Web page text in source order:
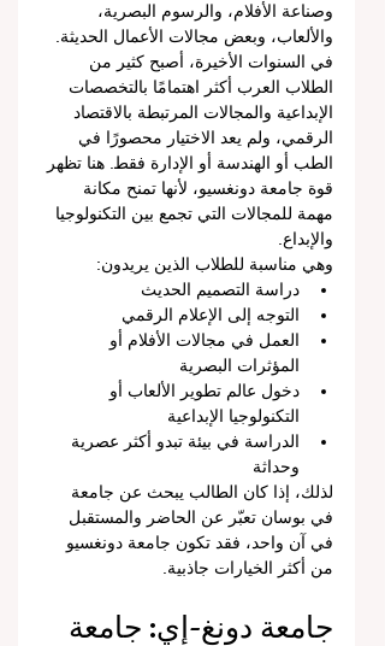
وصناعة الأفلام، والرسوم البصرية،
والألعاب، وبعض مجالات الأعمال الحديثة.
في السنوات الأخيرة، أصبح كثير من
الطلاب العرب أكثر اهتمامًا بالتخصصات
الإبداعية والمجالات المرتبطة بالاقتصاد
الرقمي، ولم يعد الاختيار محصورًا في
الطب أو الهندسة أو الإدارة فقط. هنا تظهر
قوة جامعة دونغسيو، لأنها تمنح مكانة
مهمة للمجالات التي تجمع بين التكنولوجيا
والإبداع.
وهي مناسبة للطلاب الذين يريدون:
دراسة التصميم الحديث
التوجه إلى الإعلام الرقمي
العمل في مجالات الأفلام أو
المؤثرات البصرية
دخول عالم تطوير الألعاب أو
التكنولوجيا الإبداعية
الدراسة في بيئة تبدو أكثر عصرية
وحداثة
لذلك، إذا كان الطالب يبحث عن جامعة
في بوسان تعبّر عن الحاضر والمستقبل
في آن واحد، فقد تكون جامعة دونغسيو
من أكثر الخيارات جاذبية.
جامعة دونغ-إي: جامعة